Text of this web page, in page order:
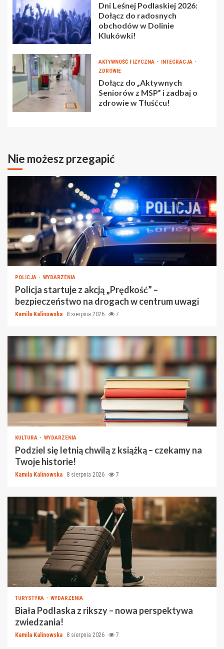
Dni Leśnej Podlaskiej 2026:
Dołącz do radosnych
obchodów w Dolinie
Klukówki!
AKTYWNOŚĆ FIZYCZNA
INTEGRACJA
ZDROWIE
Dołącz do „Aktywnych
Seniorów z MSP” i zadbaj o
zdrowie w Tłuśćcu!
Nie możesz przegapić
POLICJA WYDARZENIA
Policja startuje z akcją „Prędkość” –
bezpieczeństwo na drogach w centrum uwagi
Kamila Kalinowska 8 sierpnia 2026 7
KULTURA WYDARZENIA
Podziel się letnią chwilą z książką – czekamy na
Twoje historie!
Kamila Kalinowska 8 sierpnia 2026 7
TURYSTYKA WYDARZENIA
Biała Podlaska z rikszy – nowa perspektywa
zwiedzania!
Kamila Kalinowska 8 sierpnia 2026 7